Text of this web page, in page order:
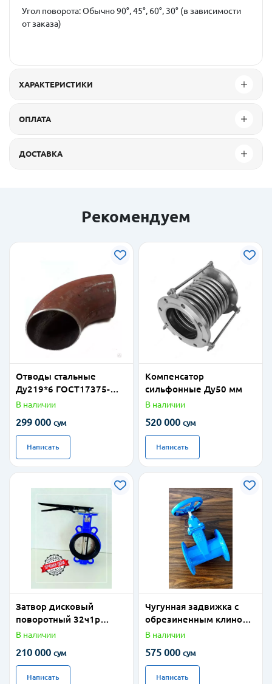
Угол поворота:Обычно 90°, 45°, 60°, 30° (в зависимости
от заказа)
ХАРАКТЕРИСТИКИ
ОПЛАТА
ДОСТАВКА
Рекомендуем
Отводы стальные
Ду219*6 ГОСТ17375-
2001
В наличии
299 000 сум
Написать
Компенсатор
сильфонные Ду50 мм
В наличии
520 000 сум
Написать
Затвор дисковый
поворотный 32ч1р
Ду100
В наличии
210 000 сум
Написать
Чугунная задвижка с
обрезиненным клином
30ч39р Ду100 Ру16
В наличии
575 000 сум
Написать